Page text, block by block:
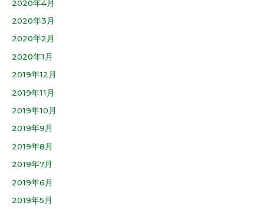
2020年4月
2020年3月
2020年2月
2020年1月
2019年12月
2019年11月
2019年10月
2019年9月
2019年8月
2019年7月
2019年6月
2019年5月